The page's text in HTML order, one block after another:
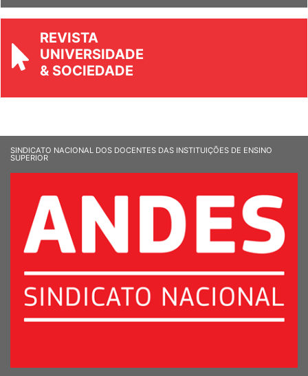
REVISTA
UNIVERSIDADE
& SOCIEDADE
SINDICATO NACIONAL DOS DOCENTES DAS INSTITUIÇÕES DE ENSINO
SUPERIOR